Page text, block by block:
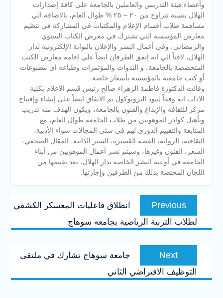
وأعضاء هيئة التدريس والعاملين بالجامعة علي كافة إصدارات
الهلال بنسبة تتراوح من ٢٠ – ٢٥ % طوال العام، بالاضافة الي
مساهمة طلاب أقسام الإعلام والمكتبات في المشاركة في تنظيم
معارض المؤسسة التي تشترك في معرض الكتاب السنوي
والرمضاني، وفي أعمال النشر والإعلان بالبوابة الإلكترونية لدار
الهلال، لافتاً الي انه إتفق الطرفان ايضاً علي إقامة معارض الكتب
المتخصصة بالجامعة، و الندوات والمؤتمرات وطباعة اي مطبوعات
أو كتب جامعية بالمؤسسة بأسعار خاصة .
وقالت الدكتورة فاطمة الزهراء صالح رئيس قسم الاعلام بكلية
الاداب انه وفقاً لبنود البروتوكول تم الاتفاق ايضاً على إنشاء وإفتتاح
مركز للثقافة والإبداع والفنون بالجامعة، ويكون الهدف منه تدريب
وتأهيل كوادر الموهوبين من طلاب الجامعة طوال العام، مع
المتابعة والتقييم الدوري لهم في شتى المجالات سواء الأدبية،
الثقافية، الرواية، القصة القصيرة، السير الذاتية، المقال الصحفي،
الشعر، الفنون وغيرها، وسيتم نشر أعمال الموهوبين من أبناء
الجامعة في أوعية النشر الخاصة بدار الهلال، بعد تقييمها من
اللجان المختصة بذلك من الطرفين وإجازتها.
تصفّح
المقالاتPrevious
Previous
post:
انطلاق فاعليات المعسكر الكشفي
لطلاب التربية الرياضية بجامعة سوهاج
Next
Next
post:
جامعة سوهاج تشارك في ملتقى
التوظيف الافتراضي الثاني